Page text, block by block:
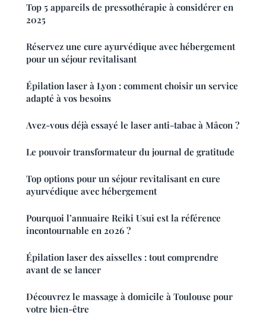
Top 5 appareils de pressothérapie à considérer en
2025
Réservez une cure ayurvédique avec hébergement
pour un séjour revitalisant
Épilation laser à Lyon : comment choisir un service
adapté à vos besoins
Avez-vous déjà essayé le laser anti-tabac à Mâcon ?
Le pouvoir transformateur du journal de gratitude
Top options pour un séjour revitalisant en cure
ayurvédique avec hébergement
Pourquoi l’annuaire Reiki Usui est la référence
incontournable en 2026 ?
Épilation laser des aisselles : tout comprendre
avant de se lancer
Découvrez le massage à domicile à Toulouse pour
votre bien-être